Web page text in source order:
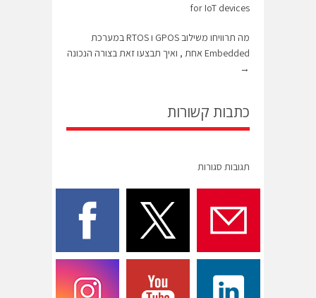
for IoT devices
מה תרוויחו משילוב GPOS ו RTOS במערכת
Embedded אחת , ואיך תבצעו זאת בצורה הנכונה
→
כתבות קשורות
תגובות סגורות